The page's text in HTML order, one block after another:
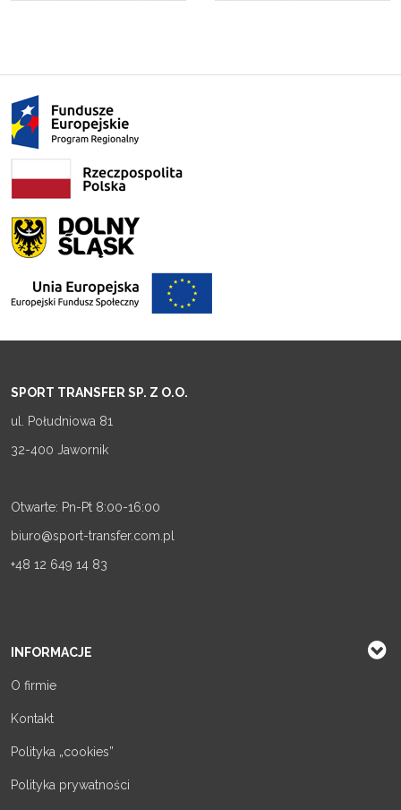
SPORT TRANSFER SP. Z O.O.
ul. Południowa 81
32-400 Jawornik
Otwarte: Pn-Pt 8:00-16:00
biuro@sport-transfer.com.pl
+48 12 649 14 83
INFORMACJE
O firmie
Kontakt
Polityka „cookies”
Polityka prywatności